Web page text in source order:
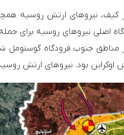
نیروهای ارتش روسیه
گاه اصلی نیروهای روسیه برای
مناطق جنوب فرودگاه گوستومل
اوکراین بود. نیروهای ارتش